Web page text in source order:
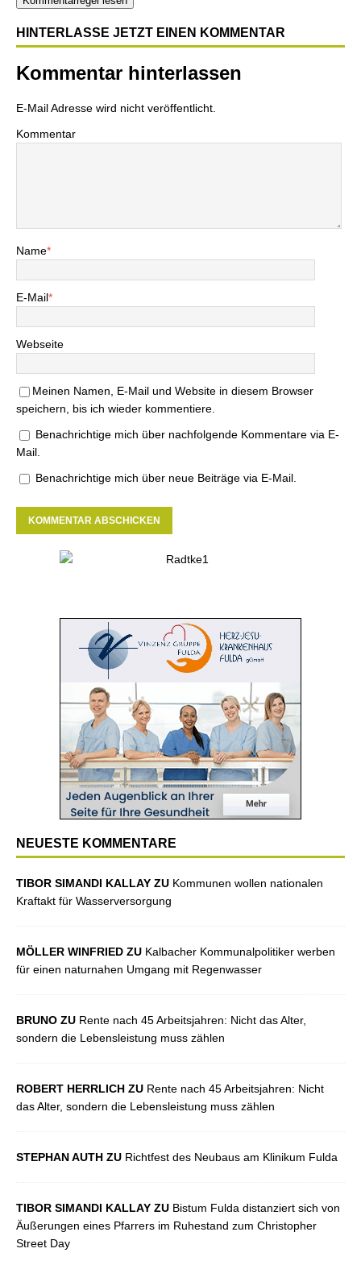
HINTERLASSE JETZT EINEN KOMMENTAR
Kommentar hinterlassen
E-Mail Adresse wird nicht veröffentlicht.
Kommentar
Name*
E-Mail*
Webseite
Meinen Namen, E-Mail und Website in diesem Browser
speichern, bis ich wieder kommentiere.
Benachrichtige mich über nachfolgende Kommentare via E-
Mail.
Benachrichtige mich über neue Beiträge via E-Mail.
NEUESTE KOMMENTARE
TIBOR SIMANDI KALLAY ZU Kommunen wollen nationalen
Kraftakt für Wasserversorgung
MÖLLER WINFRIED ZU Kalbacher Kommunalpolitiker werben
für einen naturnahen Umgang mit Regenwasser
BRUNO ZU Rente nach 45 Arbeitsjahren: Nicht das Alter,
sondern die Lebensleistung muss zählen
ROBERT HERRLICH ZU Rente nach 45 Arbeitsjahren: Nicht
das Alter, sondern die Lebensleistung muss zählen
STEPHAN AUTH ZU Richtfest des Neubaus am Klinikum Fulda
TIBOR SIMANDI KALLAY ZU Bistum Fulda distanziert sich von
Äußerungen eines Pfarrers im Ruhestand zum Christopher
Street Day